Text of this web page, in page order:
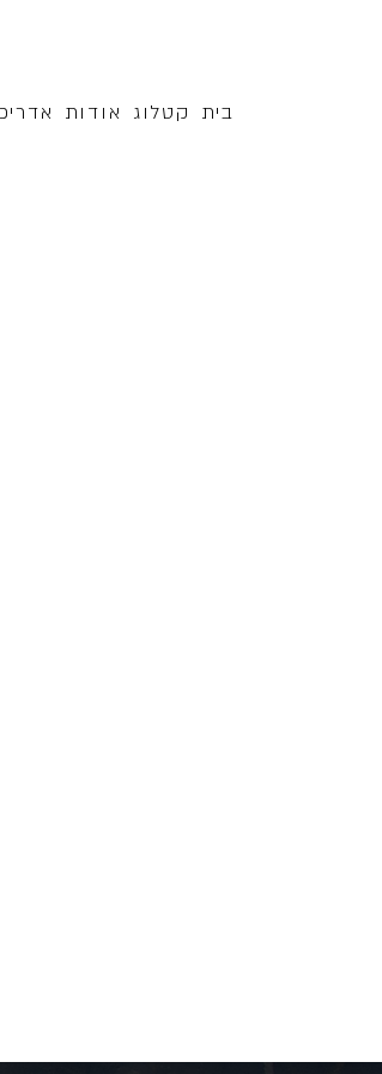
בית קטלוג אודות